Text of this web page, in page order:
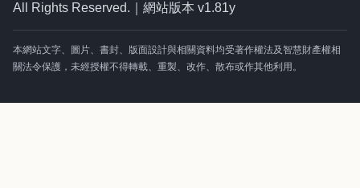
All Rights Reserved.｜網站版本 v1.81y
本網站文字、圖片、書封、版面設計與相關資料均受著作權法及智慧財產權相
關法令保護，未經授權不得轉載、重製、改作、散布或作其他利用。